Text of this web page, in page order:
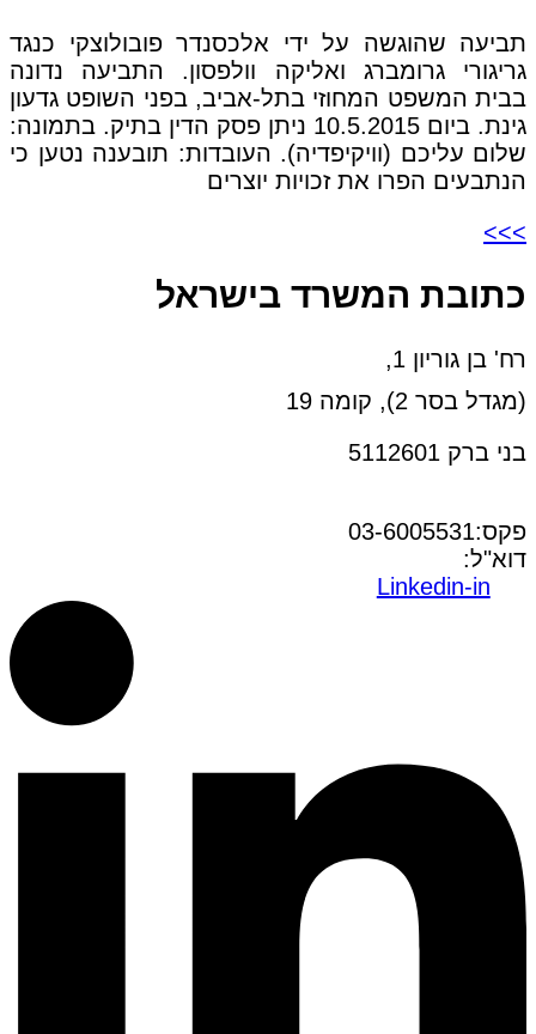
תביעה שהוגשה על ידי אלכסנדר פובולוצקי כנגד
גריגורי גרומברג ואליקה וולפסון. התביעה נדונה
בבית המשפט המחוזי בתל-אביב, בפני השופט גדעון
גינת. ביום 10.5.2015 ניתן פסק הדין בתיק. בתמונה:
שלום עליכם (וויקיפדיה). העובדות: תובענה נטען כי
הנתבעים הפרו את זכויות יוצרים
>>>
כתובת המשרד בישראל
רח' בן גוריון 1,
(מגדל בסר 2), קומה 19
בני ברק 5112601
פקס:03-6005531
דוא"ל:
Linkedin-in